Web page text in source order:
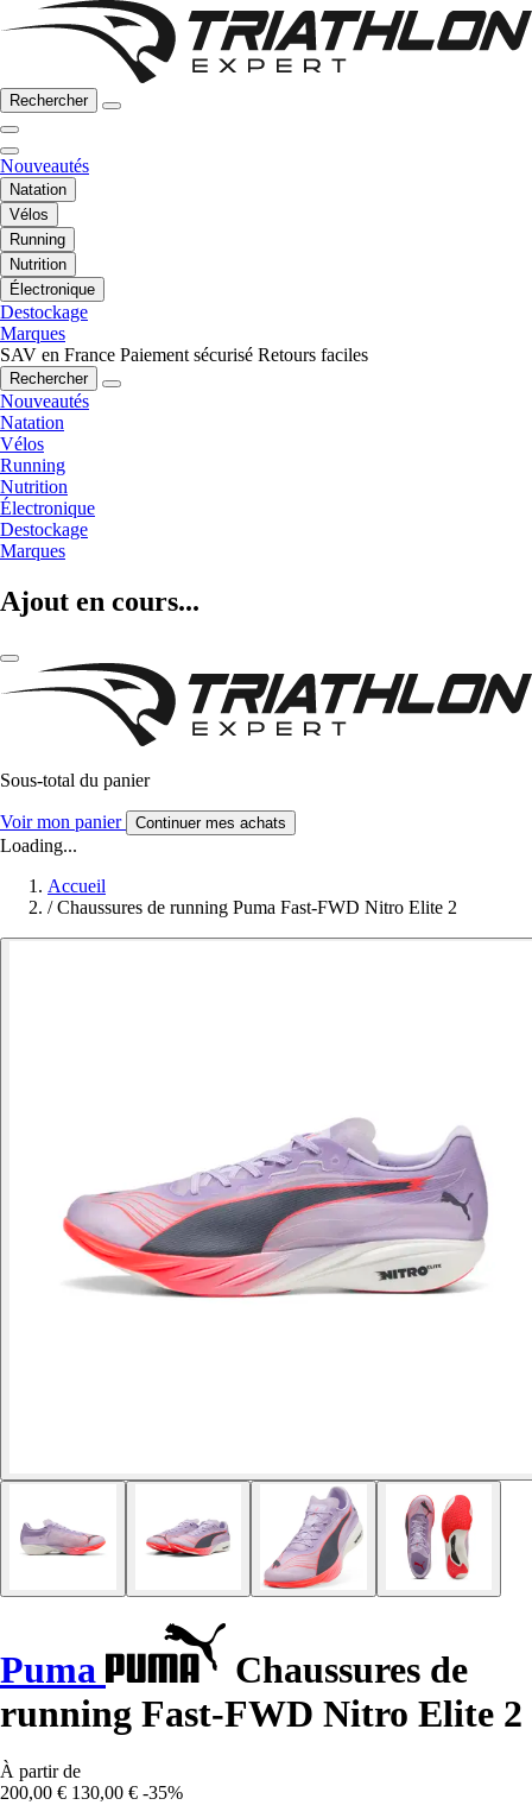
Rechercher
Nouveautés
Natation
Vélos
Running
Nutrition
Électronique
Destockage
Marques
SAV en France Paiement sécurisé Retours faciles
Rechercher
Nouveautés
Natation
Vélos
Running
Nutrition
Électronique
Destockage
Marques
Ajout en cours...
Sous-total du panier
Voir mon panier Continuer mes achats
Loading...
Accueil
/ Chaussures de running Puma Fast-FWD Nitro Elite 2
Puma
Chaussures de
running Fast-FWD Nitro Elite 2
À partir de
200,00 € 130,00 € -35%